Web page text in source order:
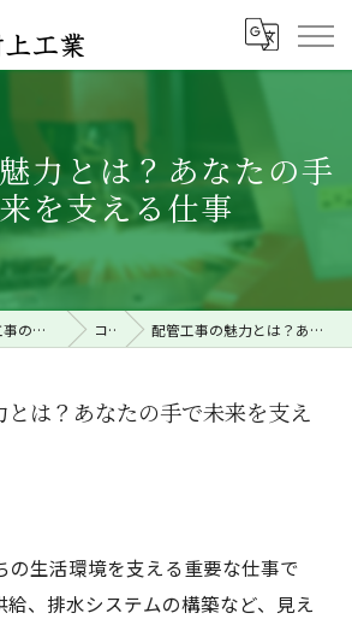
力とは？あなたの手
を支える仕事
北海道札幌で配管工事の求人なら株式会社丸実村上工業 コラム 配管工事の魅力とは？あなたの手で未来を支える仕事
とは？あなたの手で未来を支え
の生活環境を支える重要な仕事で
給、排水システムの構築など、見え